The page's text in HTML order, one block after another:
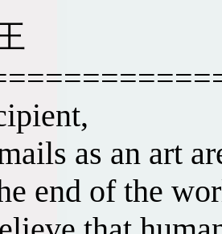
as an art
end of the